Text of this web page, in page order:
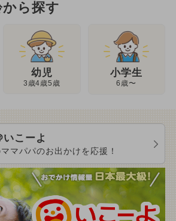
ら探す
幼児
3歳4歳5歳
小学生
6歳〜
こーよ
マパパのお出かけを応援！